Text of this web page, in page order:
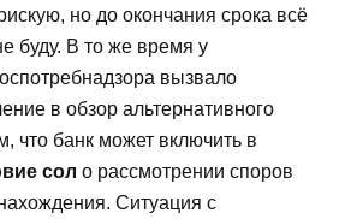
но до окончания срока всё
буду. В то же время у
вызвало
в обзор альтернативного
что банк может включить в
сол о рассмотрении споров
Ситуация с